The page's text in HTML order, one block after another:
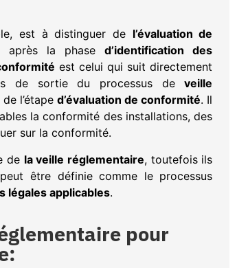
est à distinguer de l’évaluation de
après la phased’identification des
est celui qui suit directement
de sortie du processus deveille
l’étaped’évaluation de conformité. Il
la conformité des installations, des
sur la conformité.
de la veille réglementaire, toutefois ils
peut être définie comme le processus
légales applicables.
pour